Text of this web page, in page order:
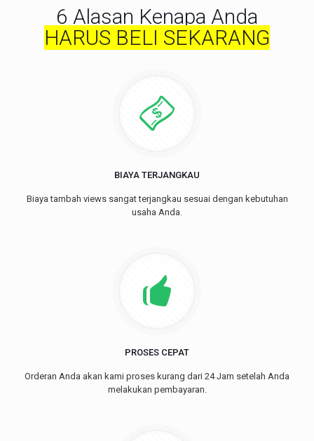
6 Alasan Kenapa Anda
HARUS BELI SEKARANG
BIAYA TERJANGKAU
Biaya tambah views sangat terjangkau sesuai dengan kebutuhan
usaha Anda.
PROSES CEPAT
Orderan Anda akan kami proses kurang dari 24 Jam setelah Anda
melakukan pembayaran.